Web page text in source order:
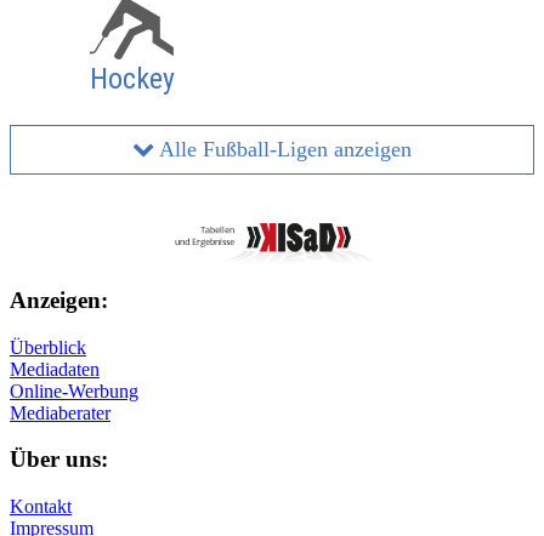
Hockey
Alle Fußball-Ligen anzeigen
Anzeigen:
Überblick
Mediadaten
Online-Werbung
Mediaberater
Über uns:
Kontakt
Impressum